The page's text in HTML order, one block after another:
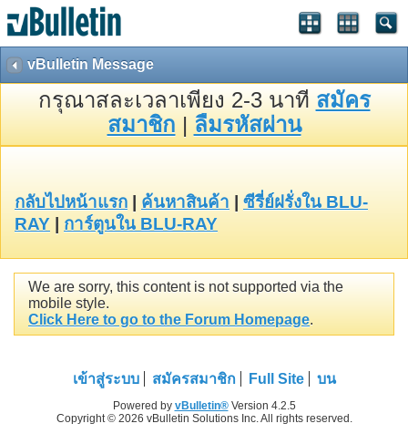
vBulletin Message
กรุณาสละเวลาเพียง 2-3 นาที สมัคร
สมาชิก | ลืมรหัสผ่าน
กลับไปหน้าแรก ค้นหาสินค้า
ซีรี่ย์ฝรั่งใน BLU-
RAY
การ์ตูนใน BLU-RAY
We are sorry, this content is not supported via the
mobile style.
Click Here to go to the Forum Homepage.
เข้าสู่ระบบ สมัครสมาชิก Full Site บน
Powered by vBulletin®Version 4.2.5
Copyright © 2026 vBulletin Solutions Inc. All rights reserved.